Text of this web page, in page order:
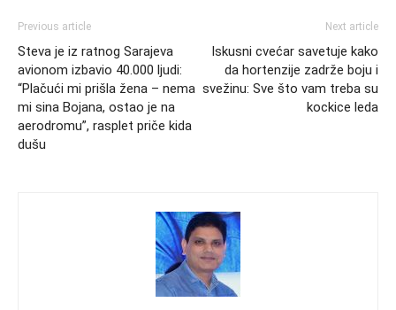
Previous article
Steva je iz ratnog Sarajeva
avionom izbavio 40.000 ljudi:
“Plačući mi prišla žena – nema
mi sina Bojana, ostao je na
aerodromu”, rasplet priče kida
dušu
Next article
Iskusni cvećar savetuje kako
da hortenzije zadrže boju i
svežinu: Sve što vam treba su
kockice leda